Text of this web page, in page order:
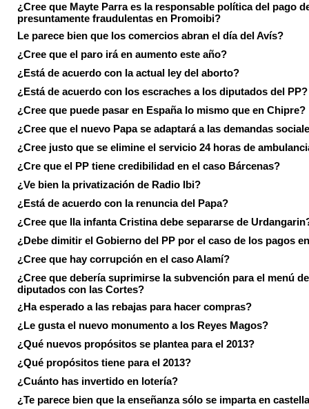
¿Cree que Mayte Parra es la responsable política del pago
presuntamente fraudulentas en Promoibi?
Le parece bien que los comercios abran el día del Avís?
¿Cree que el paro irá en aumento este año?
¿Está de acuerdo con la actual ley del aborto?
¿Está de acuerdo con los escraches a los diputados del PP?
¿Cree que puede pasar en España lo mismo que en Chipre?
¿Cree que el nuevo Papa se adaptará a las demandas
¿Cree justo que se elimine el servicio 24 horas de
¿Cre que el PP tiene credibilidad en el caso Bárcenas?
¿Ve bien la privatización de Radio Ibi?
¿Está de acuerdo con la renuncia del Papa?
¿Cree que lla infanta Cristina debe separarse de
¿Debe dimitir el Gobierno del PP por el caso de los pagos
¿Cree que hay corrupción en el caso Alamí?
¿Cree que debería suprimirse la subvención para el menú
diputados con las Cortes?
¿Ha esperado a las rebajas para hacer compras?
¿Le gusta el nuevo monumento a los Reyes Magos?
¿Qué nuevos propósitos se plantea para el 2013?
¿Qué propósitos tiene para el 2013?
¿Cuánto has invertido en lotería?
¿Te parece bien que la enseñanza sólo se imparta en